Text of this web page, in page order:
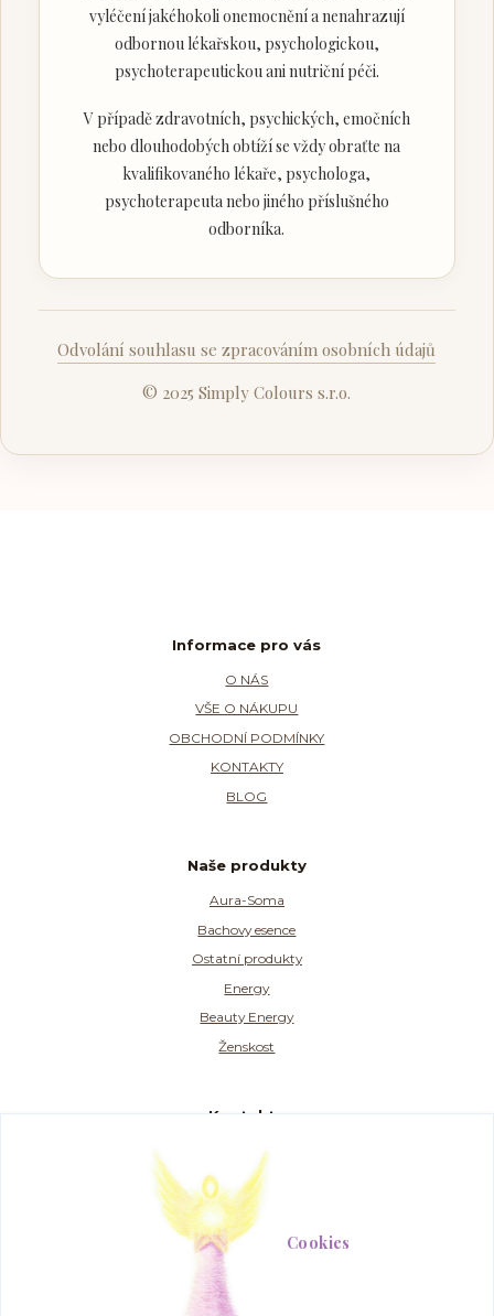
vyléčení jakéhokoli onemocnění a nenahrazují
odbornou lékařskou, psychologickou,
psychoterapeutickou ani nutriční péči.
V případě zdravotních, psychických, emočních
nebo dlouhodobých obtíží se vždy obraťte na
kvalifikovaného lékaře, psychologa,
psychoterapeuta nebo jiného příslušného
odborníka.
Odvolání souhlasu se zpracováním osobních údajů
© 2025 Simply Colours s.r.o.
Informace pro vás
O NÁS
VŠE O NÁKUPU
OBCHODNÍ PODMÍNKY
KONTAKTY
BLOG
Naše produkty
Aura-Soma
Bachovy esence
Ostatní produkty
Energy
Beauty Energy
Ženskost
Kontakty
SIMPLY COLOURS s.r.o. , Paseka 334 , 783 97
774 707 304
(Po-Pá, 9-15 hod.)
info@aurasomashop.cz
Cookies